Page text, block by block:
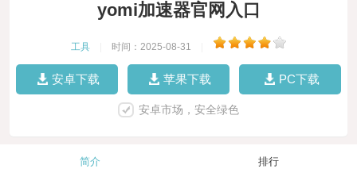
yomi加速器官网入口
工具 时间：2025-08-31
安卓下载 苹果下载 PC下载
安卓市场，安全绿色
简介 排行